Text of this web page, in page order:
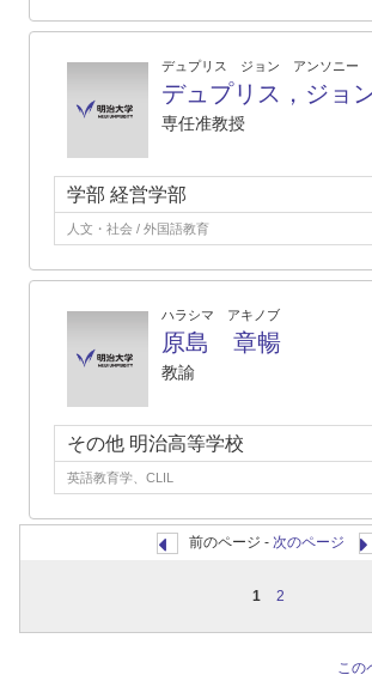
デュプリス ジョン アンソニー
デュプリス，ジョ
専任准教授
学部 経営学部
人文・社会 / 外国語教育
ハラシマ アキノブ
原島 章暢
教諭
その他 明治高等学校
英語教育学、CLIL
前のページ - 次のページ
1 2
こ